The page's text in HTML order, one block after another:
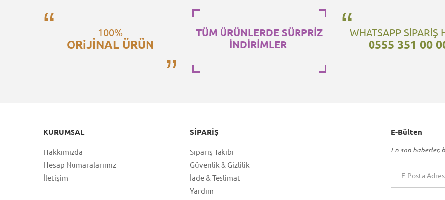
100%
ORiJİNAL ÜRÜN
TÜM ÜRÜNLERDE SÜRPRİZ
İNDİRİMLER
WHATSAPP SİPARİŞ
0555 351 00
KURUMSAL
Hakkımızda
Hesap Numaralarımız
İletişim
SIPARIŞ
Sipariş Takibi
Güvenlik & Gizlilik
İade & Teslimat
Yardım
E-Bülten
En son haberler,